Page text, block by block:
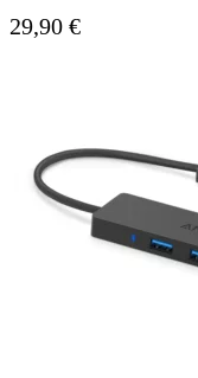
29,90 €